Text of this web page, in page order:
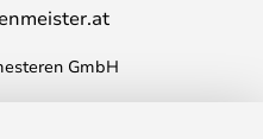
GmbH